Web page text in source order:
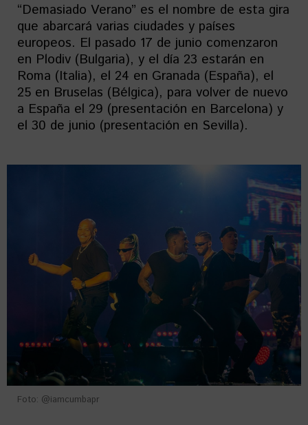
“Demasiado Verano” es el nombre de esta gira
que abarcará varias ciudades y países
europeos. El pasado 17 de junio comenzaron
en Plodiv (Bulgaria), y el día 23 estarán en
Roma (Italia), el 24 en Granada (España), el
25 en Bruselas (Bélgica), para volver de nuevo
a España el 29 (presentación en Barcelona) y
el 30 de junio (presentación en Sevilla).
Foto: @iamcumbapr